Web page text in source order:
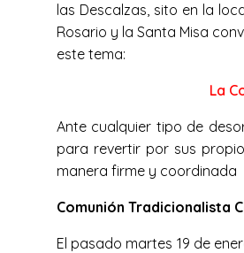
las Descalzas, sito en la
Rosario y la Santa Misa
este tema:
La
Ante cualquier tipo de
para revertir por sus
manera firme y coordinada
Comunión Tradicionalista
El pasado martes 19 de